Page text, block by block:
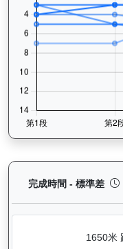
完成時間 - 標準差